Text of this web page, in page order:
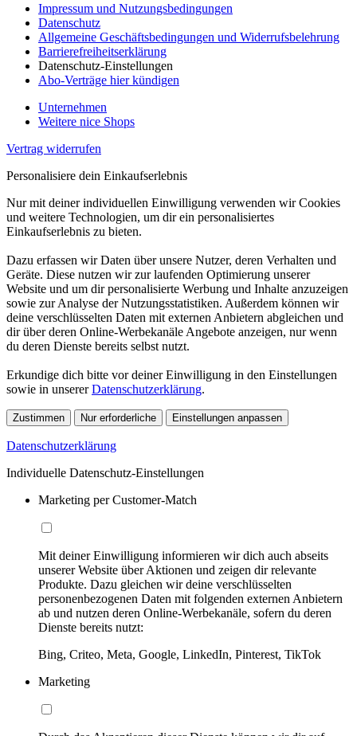
Impressum und Nutzungsbedingungen
Datenschutz
Allgemeine Geschäftsbedingungen und Widerrufsbelehrung
Barrierefreiheitserklärung
Datenschutz-Einstellungen
Abo-Verträge hier kündigen
Unternehmen
Weitere nice Shops
Vertrag widerrufen
Personalisiere dein Einkaufserlebnis
Nur mit deiner individuellen Einwilligung verwenden wir Cookies
und weitere Technologien, um dir ein personalisiertes
Einkaufserlebnis zu bieten.
Dazu erfassen wir Daten über unsere Nutzer, deren Verhalten und
Geräte. Diese nutzen wir zur laufenden Optimierung unserer
Website und um dir personalisierte Werbung und Inhalte anzuzeigen
sowie zur Analyse der Nutzungsstatistiken. Außerdem können wir
deine verschlüsselten Daten mit externen Anbietern abgleichen und
dir über deren Online-Werbekanäle Angebote anzeigen, nur wenn
du deren Dienste bereits selbst nutzt.
Erkundige dich bitte vor deiner Einwilligung in den Einstellungen
sowie in unsererDatenschutzerklärung.
Zustimmen Nur erforderliche Einstellungen anpassen
Datenschutzerklärung
Individuelle Datenschutz-Einstellungen
Marketing per Customer-Match
Mit deiner Einwilligung informieren wir dich auch abseits
unserer Website über Aktionen und zeigen dir relevante
Produkte. Dazu gleichen wir deine verschlüsselten
personenbezogenen Daten mit folgenden externen Anbietern
ab und nutzen deren Online-Werbekanäle, sofern du deren
Dienste bereits nutzt:
Bing, Criteo, Meta, Google, LinkedIn, Pinterest, TikTok
Marketing